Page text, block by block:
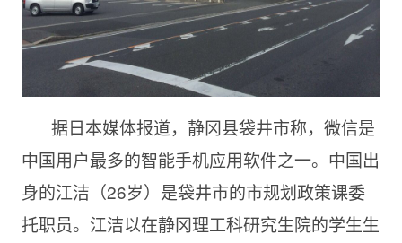
据日本媒体报道，静冈县袋井市称，微信是
中国用户最多的智能手机应用软件之一。中国出
身的江洁（26岁）是袋井市的市规划政策课委
托职员。江洁以在静冈理工科研究生院的学生生